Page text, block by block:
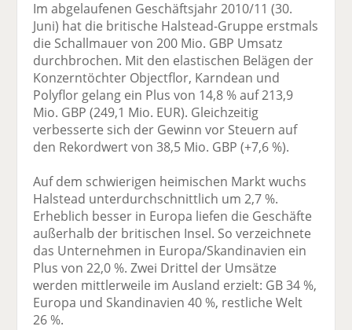
Im abgelaufenen Geschäftsjahr 2010/11 (30.
Juni) hat die britische Halstead-Gruppe erstmals
die Schallmauer von 200 Mio. GBP Umsatz
durchbrochen. Mit den elastischen Belägen der
Konzerntöchter Objectflor, Karndean und
Polyflor gelang ein Plus von 14,8 % auf 213,9
Mio. GBP (249,1 Mio. EUR). Gleichzeitig
verbesserte sich der Gewinn vor Steuern auf
den Rekordwert von 38,5 Mio. GBP (+7,6 %).
Auf dem schwierigen heimischen Markt wuchs
Halstead unterdurchschnittlich um 2,7 %.
Erheblich besser in Europa liefen die Geschäfte
außerhalb der britischen Insel. So verzeichnete
das Unternehmen in Europa/Skandinavien ein
Plus von 22,0 %. Zwei Drittel der Umsätze
werden mittlerweile im Ausland erzielt: GB 34 %,
Europa und Skandinavien 40 %, restliche Welt
26 %.